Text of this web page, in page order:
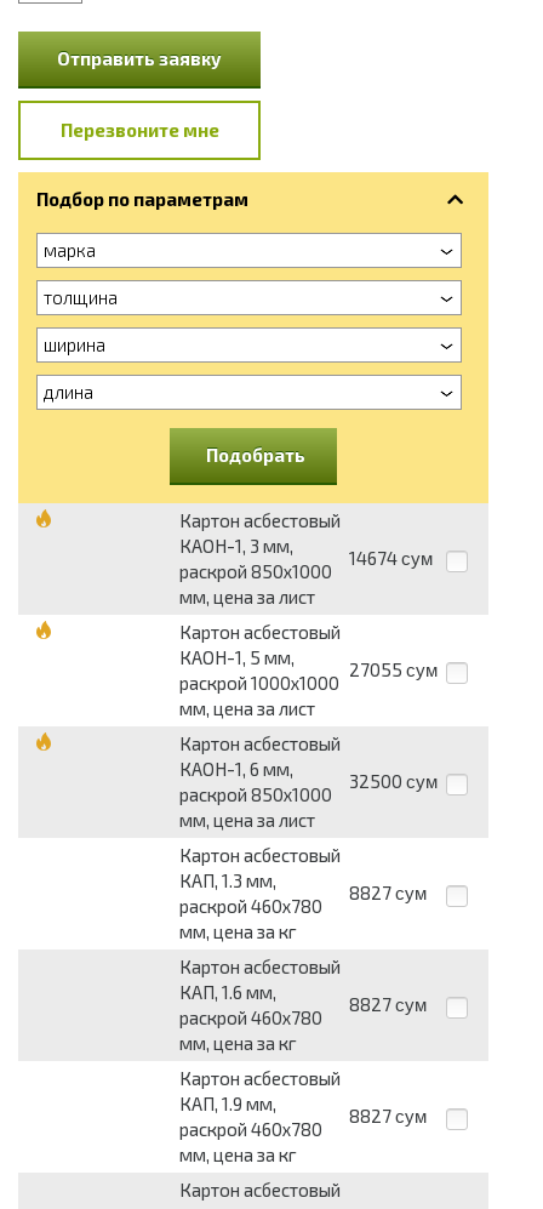
Отправить заявку
Перезвоните мне
Подбор по параметрам
марка
толщина
ширина
длина
Подобрать
Картон асбестовый
КАОН-1, 3 мм,
раскрой 850x1000
мм, цена за лист
14674 сум
Картон асбестовый
КАОН-1, 5 мм,
раскрой 1000x1000
мм, цена за лист
27055 сум
Картон асбестовый
КАОН-1, 6 мм,
раскрой 850x1000
мм, цена за лист
32500 сум
Картон асбестовый
КАП, 1.3 мм,
раскрой 460x780
мм, цена за кг
8827 сум
Картон асбестовый
КАП, 1.6 мм,
раскрой 460x780
мм, цена за кг
8827 сум
Картон асбестовый
КАП, 1.9 мм,
раскрой 460x780
мм, цена за кг
8827 сум
Картон асбестовый